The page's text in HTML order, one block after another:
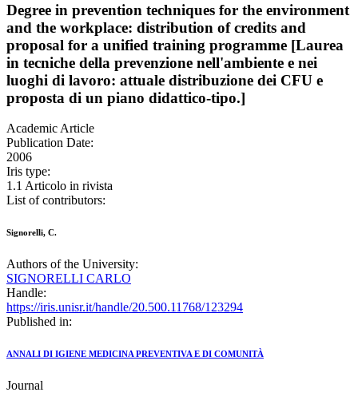
Degree in prevention techniques for the environment
and the workplace: distribution of credits and
proposal for a unified training programme [Laurea
in tecniche della prevenzione nell'ambiente e nei
luoghi di lavoro: attuale distribuzione dei CFU e
proposta di un piano didattico-tipo.]
Academic Article
Publication Date:
2006
Iris type:
1.1 Articolo in rivista
List of contributors:
Signorelli, C.
Authors of the University:
SIGNORELLI CARLO
Handle:
https://iris.unisr.it/handle/20.500.11768/123294
Published in:
ANNALI DI IGIENE MEDICINA PREVENTIVA E DI COMUNITÀ
Journal